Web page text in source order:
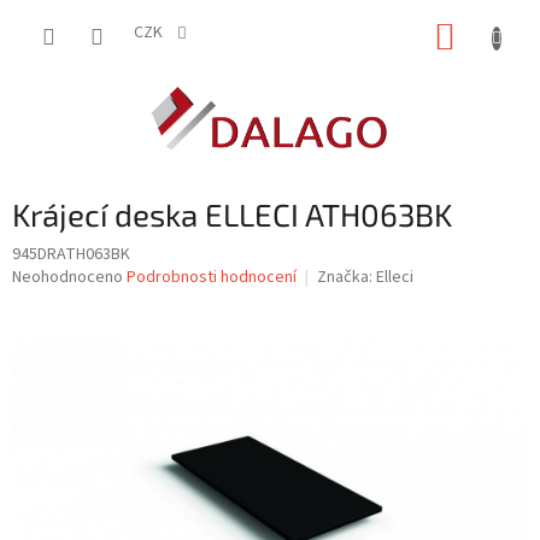
CZK
Krájecí deska ELLECI ATH063BK
945DRATH063BK
Průměrné
Neohodnoceno Podrobnosti hodnocení Značka: Elleci